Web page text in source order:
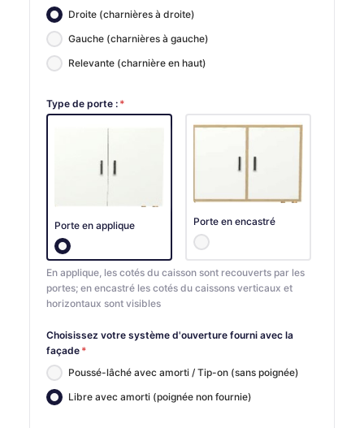
Droite (charnières à droite)
Gauche (charnières à gauche)
Relevante (charnière en haut)
Type de porte : *
Porte en applique Porte en encastré
En applique, les cotés du caisson sont recouverts par les
portes; en encastré les cotés du caissons verticaux et
horizontaux sont visibles
Choisissez votre système d'ouverture fourni avec la
façade *
Poussé-lâché avec amorti / Tip-on (sans poignée)
Libre avec amorti (poignée non fournie)